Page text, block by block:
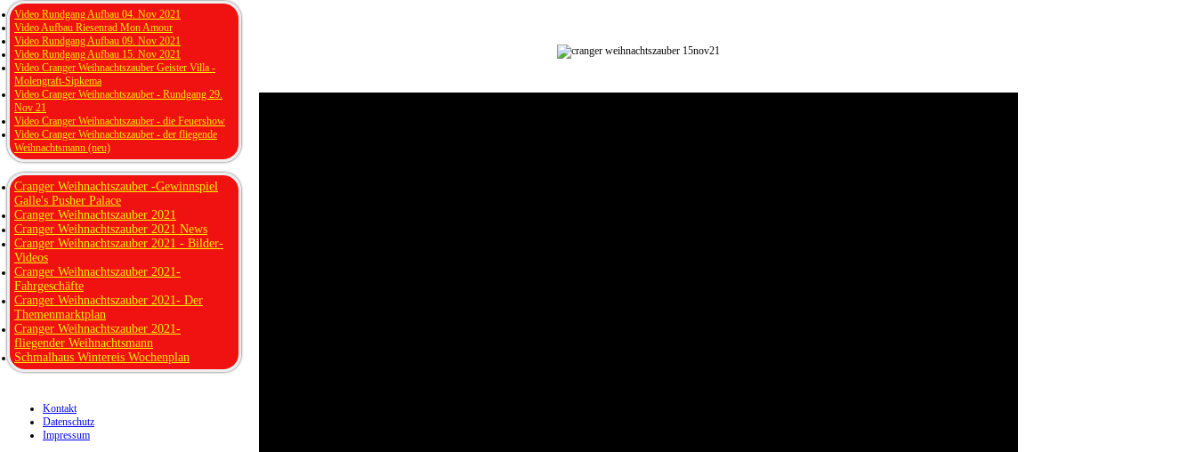
Video Rundgang Aufbau 04. Nov 2021
Video Aufbau Riesenrad Mon Amour
Video Rundgang Aufbau 09. Nov 2021
Video Rundgang Aufbau 15. Nov 2021
Video Cranger Weihnachtszauber Geister Villa -
Molengraft-Sipkema
Video Cranger Weihnachtszauber - Rundgang 29.
Nov 21
Video Cranger Weihnachtszauber - die Feuershow
Video Cranger Weihnachtszauber - der fliegende
Weihnachtsmann (neu)
Cranger Weihnachtszauber -Gewinnspiel
Galle's Pusher Palace
Cranger Weihnachtszauber 2021
Cranger Weihnachtszauber 2021 News
Cranger Weihnachtszauber 2021 - Bilder-
Videos
Cranger Weihnachtszauber 2021-
Fahrgeschäfte
Cranger Weihnachtszauber 2021- Der
Themenmarktplan
Cranger Weihnachtszauber 2021-
fliegender Weihnachtsmann
Schmalhaus Wintereis Wochenplan
Kontakt
Datenschutz
Impressum